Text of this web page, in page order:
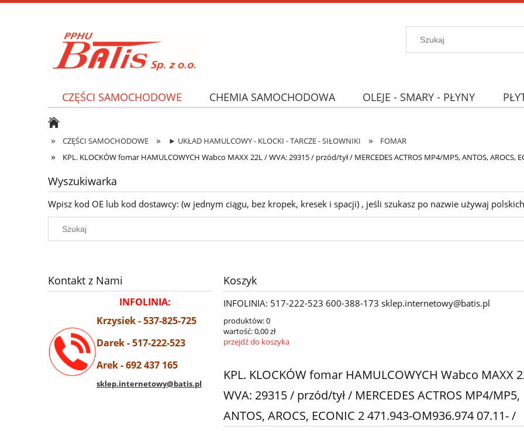
CZĘŚCI SAMOCHODOWE CHEMIA SAMOCHODOWA OLEJE - SMARY - PŁYNY
» CZĘŚCI SAMOCHODOWE » ► UKŁAD HAMULCOWY - KLOCKI - TARCZE - SIŁOWNIKI » FOMAR
» KPL. KLOCKÓW fomar HAMULCOWYCH Wabco MAXX 22L / WVA: 29315 / przód/tył / MERCEDES ACTROS MP4/MP5, ANTOS, AROCS,
Wyszukiwarka
Wpisz kod OE lub kod dostawcy: (w jednym ciągu, bez kropek, kresek i spacji) , jeśli szukasz po nazwie używaj
Kontakt z Nami
INFOLINIA:
Krzysiek - 537-825-725
Darek - 517-222-523
Arek - 692 437 165
sklep.internetowy@batis.pl
Koszyk
INFOLINIA: 517-222-523 600-388-173 sklep.internetowy@batis.pl
produktów:0
wartość:0,00 zł
przejdź do koszyka
KPL. KLOCKÓW fomar HAMULCOWYCH Wabco MAXX
WVA: 29315 / przód/tył / MERCEDES ACTROS MP4/MP5,
ANTOS, AROCS, ECONIC 2 471.943-OM936.974 07.11- /